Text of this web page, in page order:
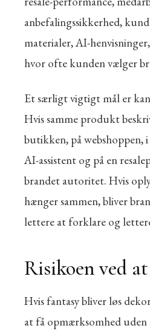
anbefalingssikkerhed,
materialer, AI-
hvor ofte kunden vælger
Et særligt vigtigt mål er
Hvis samme produkt
butikken, på webshoppen,
AI-assistent og på en
brandet autoritet. Hvis
hænger sammen, bliver
lettere at forklare og
Risikoen ved
Hvis fantasy bliver løs
at få opmærksomhed uden